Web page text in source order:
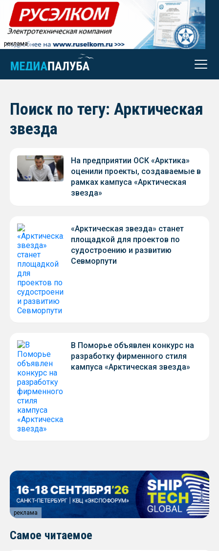
реклама
Поиск по тегу: Арктическая
звезда
На предприятии ОСК «Арктика»
оценили проекты, создаваемые в
рамках кампуса «Арктическая
звезда»
«Арктическая звезда» станет
площадкой для проектов по
судостроению и развитию
Севморпути
В Поморье объявлен конкурс на
разработку фирменного стиля
кампуса «Арктическая звезда»
реклама
Самое читаемое